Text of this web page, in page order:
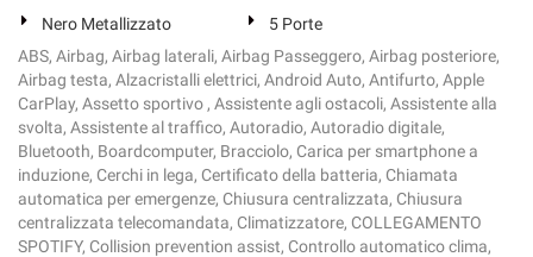
Nero Metallizzato
5 Porte
ABS, Airbag, Airbag laterali, Airbag Passeggero, Airbag posteriore,
Airbag testa, Alzacristalli elettrici, Android Auto, Antifurto, Apple
CarPlay, Assetto sportivo , Assistente agli ostacoli, Assistente alla
svolta, Assistente al traffico, Autoradio, Autoradio digitale,
Bluetooth, Boardcomputer, Bracciolo, Carica per smartphone a
induzione, Cerchi in lega, Certificato della batteria, Chiamata
automatica per emergenze, Chiusura centralizzata, Chiusura
centralizzata telecomandata, Climatizzatore, COLLEGAMENTO
SPOTIFY, Collision prevention assist, Controllo automatico clima,